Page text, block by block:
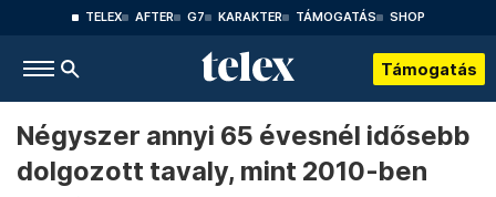
TELEX AFTER G7 KARAKTER TÁMOGATÁS SHOP
Támogatás
Négyszer annyi 65 évesnél idősebb
dolgozott tavaly, mint 2010-ben